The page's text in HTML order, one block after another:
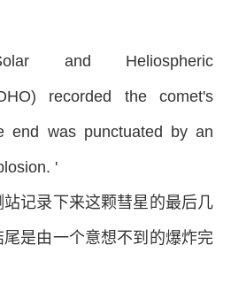
and Heliospheric
recorded the comet's
end was punctuated by an
'
记录下来这颗彗星的最后几
是由一个意想不到的爆炸完